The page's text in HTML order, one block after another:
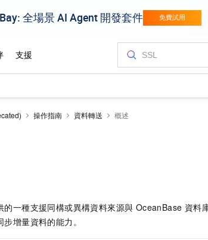
操作指南 資料轉送 概述
一種支援同構或異構資料來源與 OceanBase 資料
增量資料的能力。